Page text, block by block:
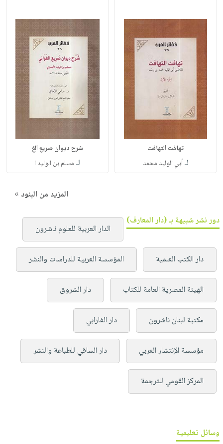
تهافت التهافت
لـأبي الوليد محمد
شرح ديوان صريع الغ
لـ مسلم بن الوليد ا
المزيد من البنود »
دور نشر شبيهة بـ (دار المعارف)
الدار العربية للعلوم ناشرون
دار الكتب العلمية المؤسسة العربية للدراسات والنشر
الهيئة المصرية العامة للكتاب دار الشروق
مكتبة لبنان ناشرون دار الفارابي
مؤسسة الإنتشار العربي دار الساقي للطباعة والنشر
المركز القومي للترجمة
وسائل تعليمية